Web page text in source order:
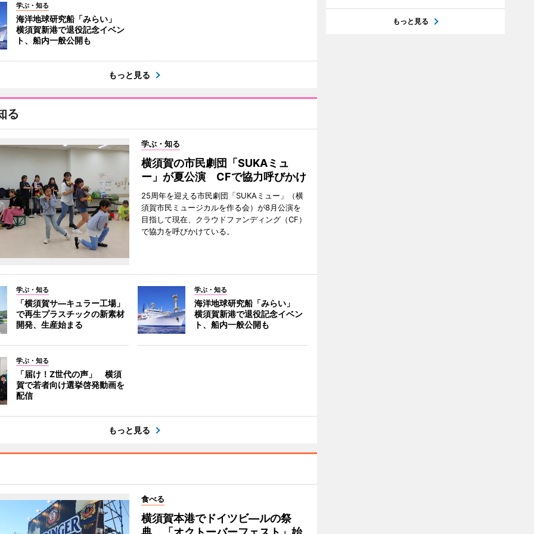
学ぶ・知る
海洋地球研究船「みらい」
横須賀新港で退役記念イベン
ト、船内一般公開も
もっと見る
る
学ぶ・知る
横須賀の市民劇団「SUKAミュ
ー」が夏公演 CFで協力呼びかけ
25周年を迎える市民劇団「SUKAミュー」（横
須賀市民ミュージカルを作る会）が8月公演を
目指して現在、クラウドファンディング（CF）
で協力を呼びかけている。
学ぶ・知る
「横須賀サ―キュラー工場」
で再生プラスチックの新素材
開発、生産始まる
学ぶ・知る
海洋地球研究船「みらい」
横須賀新港で退役記念イベン
ト、船内一般公開も
学ぶ・知る
「届け！Z世代の声」 横須
賀で若者向け選挙啓発動画を
配信
もっと見る
食べる
横須賀本港でドイツビ―ルの祭
もっと見る